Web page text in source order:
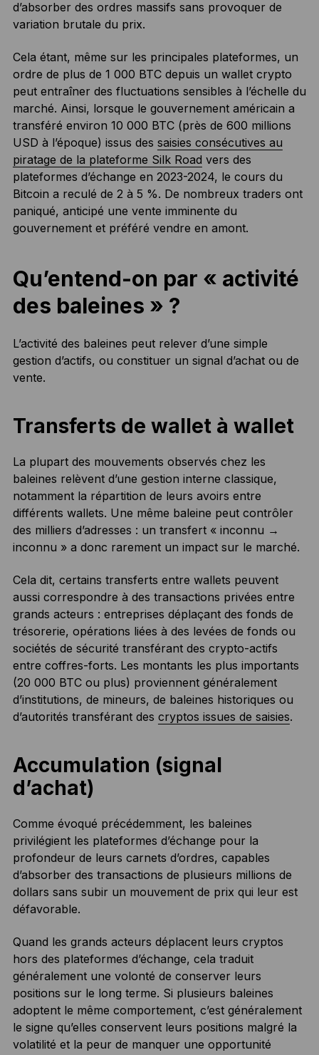
d’absorber des ordres massifs sans provoquer de
variation brutale du prix.
Cela étant, même sur les principales plateformes, un
ordre de plus de 1 000 BTC depuis un wallet crypto
peut entraîner des fluctuations sensibles à l’échelle du
marché. Ainsi, lorsque le gouvernement américain a
transféré environ 10 000 BTC (près de 600 millions
USD à l’époque) issus des saisies consécutives au
piratage de la plateforme Silk Road vers des
plateformes d’échange en 2023-2024, le cours du
Bitcoin a reculé de 2 à 5 %. De nombreux traders ont
paniqué, anticipé une vente imminente du
gouvernement et préféré vendre en amont.
Qu’entend-on par « activité
des baleines » ?
L’activité des baleines peut relever d’une simple
gestion d’actifs, ou constituer un signal d’achat ou de
vente.
Transferts de wallet à wallet
La plupart des mouvements observés chez les
baleines relèvent d’une gestion interne classique,
notamment la répartition de leurs avoirs entre
différents wallets. Une même baleine peut contrôler
des milliers d’adresses : un transfert « inconnu →
inconnu » a donc rarement un impact sur le marché.
Cela dit, certains transferts entre wallets peuvent
aussi correspondre à des transactions privées entre
grands acteurs : entreprises déplaçant des fonds de
trésorerie, opérations liées à des levées de fonds ou
sociétés de sécurité transférant des crypto-actifs
entre coffres-forts. Les montants les plus importants
(20 000 BTC ou plus) proviennent généralement
d’institutions, de mineurs, de baleines historiques ou
d’autorités transférant des cryptos issues de saisies.
Accumulation (signal
d’achat)
Comme évoqué précédemment, les baleines
privilégient les plateformes d’échange pour la
profondeur de leurs carnets d’ordres, capables
d’absorber des transactions de plusieurs millions de
dollars sans subir un mouvement de prix qui leur est
défavorable.
Quand les grands acteurs déplacent leurs cryptos
hors des plateformes d’échange, cela traduit
généralement une volonté de conserver leurs
positions sur le long terme. Si plusieurs baleines
adoptent le même comportement, c’est généralement
le signe qu’elles conservent leurs positions malgré la
volatilité et la peur de manquer une opportunité